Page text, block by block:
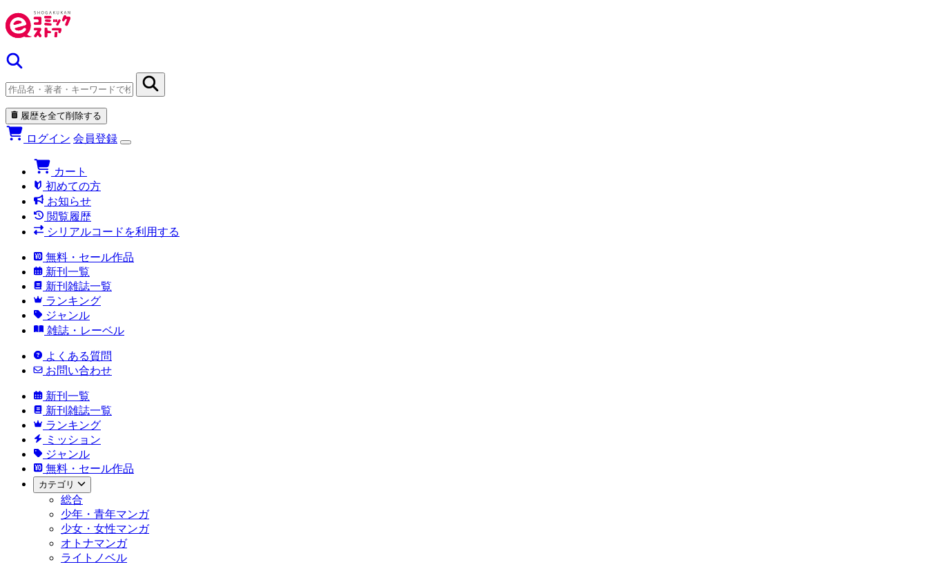
履歴を全て削除する
ログイン 会員登録
カート
初めての方
お知らせ
閲覧履歴
シリアルコードを利用する
無料・セール作品
新刊一覧
新刊雑誌一覧
ランキング
ジャンル
雑誌・レーベル
よくある質問
お問い合わせ
新刊一覧
新刊雑誌一覧
ランキング
ミッション
ジャンル
無料・セール作品
カテゴリ
総合
少年・青年マンガ
少女・女性マンガ
オトナマンガ
ライトノベル